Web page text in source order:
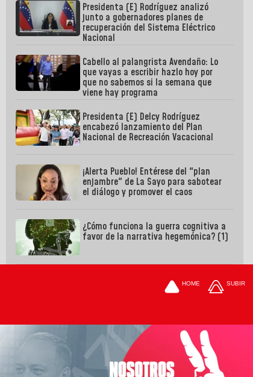
Presidenta (E) Rodríguez analizó
junto a gobernadores planes de
recuperación del Sistema Eléctrico
Nacional
Cabello al palangrista Avendaño: Lo
que vayas a escribir hazlo hoy por
que no sabemos si la semana que
viene hay programa
Presidenta (E) Delcy Rodríguez
encabezó lanzamiento del Plan
Nacional de Recreación Vacacional
¡Alerta Pueblo! Entérese del "plan
enjambre" de La Sayo para sabotear
el diálogo y promover el caos
¿Cómo funciona la guerra cognitiva a
favor de la narrativa hegemónica? (1)
HOME SUBIR